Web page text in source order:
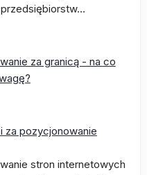
za granicą - na co
za pozycjonowanie
stron internetowych